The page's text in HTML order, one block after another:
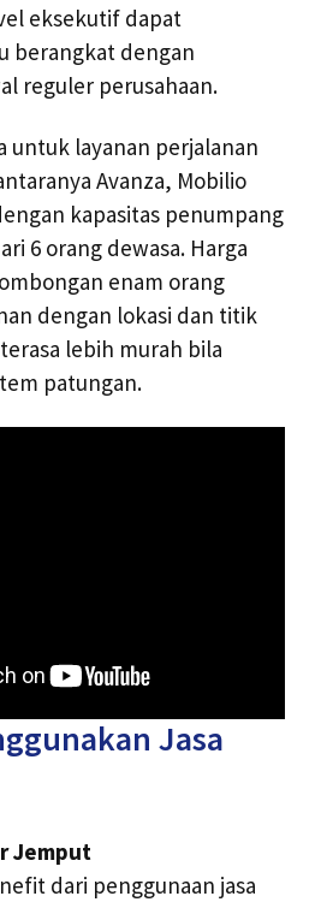
eksekutif dapat
berangkat dengan
reguler perusahaan.
untuk layanan perjalanan
Avanza, Mobilio
kapasitas penumpang
6 orang dewasa. Harga
enam orang
dengan lokasi dan titik
lebih murah bila
patungan.
Jasa
Jemput
dari penggunaan jasa